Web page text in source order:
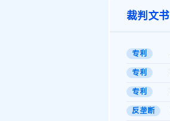
裁判文书
专利
专利
专利
反垄断